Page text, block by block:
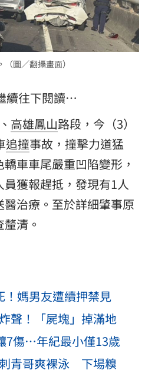
圖／翻攝畫面）
續往下閱讀…
高雄鳳山路段，今（3）
追撞事故，撞擊力道猛
車車尾嚴重凹陷變形，
獲報趕抵，發現有1人
治療。至於詳細肇事原
清。
！媽男友遭續押禁見
聲！「屍塊」掉滿地
7傷⋯年紀最小僅13歲
青哥爽裸泳 下場糗